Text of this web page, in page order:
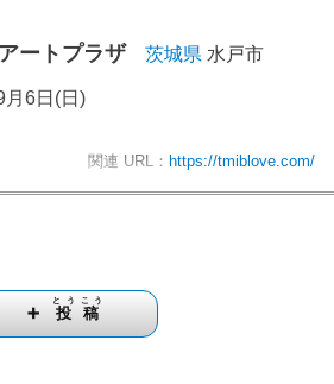
ートプラザ 茨城県 水戸市
月6日(日)
関連 URL： https://tmiblove.com/
➕ 投稿
とうこう